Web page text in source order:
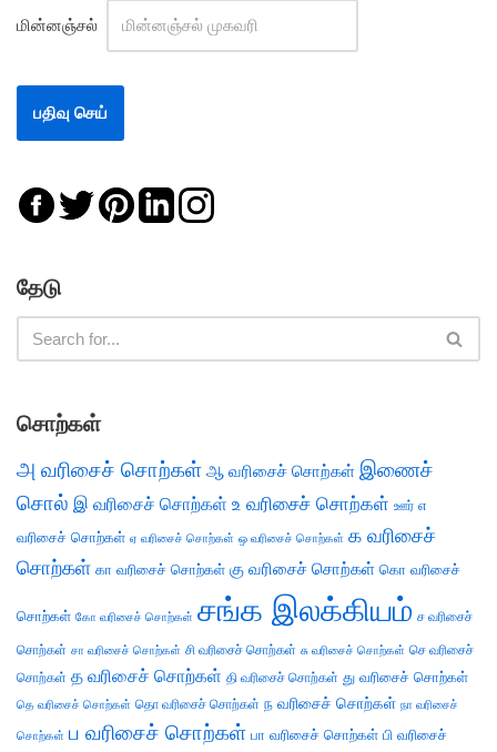
மின்னஞ்சல்
தேடு
சொற்கள்
அ வரிசைச் சொற்கள் ஆ வரிசைச் சொற்கள் இணைச்
சொல் இ வரிசைச் சொற்கள் உ வரிசைச் சொற்கள் ஊர் எ
வரிசைச் சொற்கள் ஏ வரிசைச் சொற்கள் ஒ வரிசைச் சொற்கள் க வரிசைச்
சொற்கள் கா வரிசைச் சொற்கள் கு வரிசைச் சொற்கள் கொ வரிசைச்
சொற்கள் கோ வரிசைச் சொற்கள் சங்க இலக்கியம் ச வரிசைச்
சொற்கள் சா வரிசைச் சொற்கள் சி வரிசைச் சொற்கள் சு வரிசைச் சொற்கள் செ வரிசைச்
சொற்கள் த வரிசைச் சொற்கள் தி வரிசைச் சொற்கள் து வரிசைச் சொற்கள்
தெ வரிசைச் சொற்கள் தொ வரிசைச் சொற்கள் ந வரிசைச் சொற்கள் நா வரிசைச்
சொற்கள் ப வரிசைச் சொற்கள் பா வரிசைச் சொற்கள் பி வரிசைச்